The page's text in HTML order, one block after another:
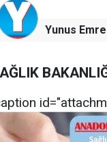
Yunus